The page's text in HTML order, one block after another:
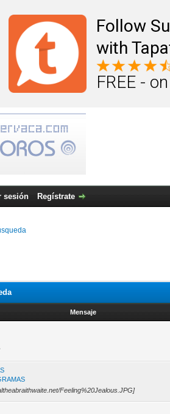
Follow
with
FREE -
sesión Regístrate
Mensaje
Feeling%20Jealous.JPG]